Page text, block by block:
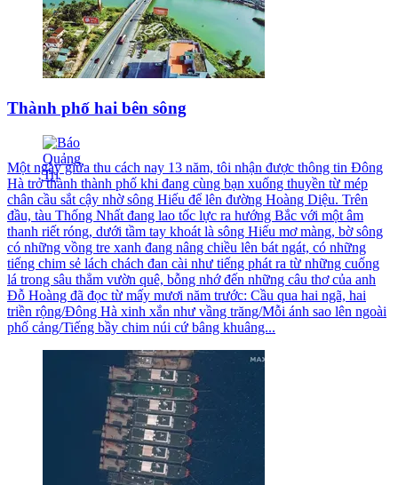
Thành phố hai bên sông
Một ngày giữa thu cách nay 13 năm, tôi nhận được thông tin Đông
Hà trở thành thành phố khi đang cùng bạn xuống thuyền từ mép
chân cầu sắt cậy nhờ sông Hiếu để lên đường Hoàng Diệu. Trên
đầu, tàu Thống Nhất đang lao tốc lực ra hướng Bắc với một âm
thanh riết róng, dưới tầm tay khoát là sông Hiếu mơ màng, bờ sông
có những vồng tre xanh đang nâng chiều lên bát ngát, có những
tiếng chim sẻ lách chách đan cài như tiếng phát ra từ những cuống
lá trong sâu thẳm vườn quê, bỗng nhớ đến những câu thơ của anh
Đỗ Hoàng đã đọc từ mấy mươi năm trước: Cầu qua hai ngã, hai
triền rộng/Đông Hà xinh xắn như vầng trăng/Mỗi ánh sao lên ngoài
phố cảng/Tiếng bầy chim núi cứ bâng khuâng...